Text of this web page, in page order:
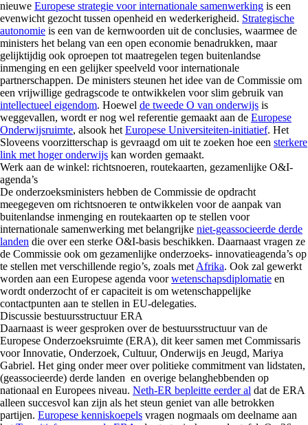
nieuwe Europese strategie voor internationale samenwerking is een
evenwicht gezocht tussen openheid en wederkerigheid. Strategische
autonomie is een van de kernwoorden uit de conclusies, waarmee de
ministers het belang van een open economie benadrukken, maar
gelijktijdig ook oproepen tot maatregelen tegen buitenlandse
inmenging en een gelijker speelveld voor internationale
partnerschappen. De ministers steunen het idee van de Commissie om
een vrijwillige gedragscode te ontwikkelen voor slim gebruik van
intellectueel eigendom. Hoewel de tweede O van onderwijs is
weggevallen, wordt er nog wel referentie gemaakt aan de Europese
Onderwijsruimte, alsook het Europese Universiteiten-initiatief. Het
Sloveens voorzitterschap is gevraagd om uit te zoeken hoe een sterkere
link met hoger onderwijs kan worden gemaakt.
Werk aan de winkel: richtsnoeren, routekaarten, gezamenlijke O&I-
agenda’s
De onderzoeksministers hebben de Commissie de opdracht
meegegeven om richtsnoeren te ontwikkelen voor de aanpak van
buitenlandse inmenging en routekaarten op te stellen voor
internationale samenwerking met belangrijke niet-geassocieerde derde
landen die over een sterke O&I-basis beschikken. Daarnaast vragen ze
de Commissie ook om gezamenlijke onderzoeks- innovatieagenda’s op
te stellen met verschillende regio’s, zoals met Afrika. Ook zal gewerkt
worden aan een Europese agenda voorwetenschapsdiplomatie en
wordt onderzocht of er capaciteit is om wetenschappelijke
contactpunten aan te stellen in EU-delegaties.
Discussie bestuursstructuur ERA
Daarnaast is weer gesproken over de bestuursstructuur van de
Europese Onderzoeksruimte (ERA), dit keer samen met Commissaris
voor Innovatie, Onderzoek, Cultuur, Onderwijs en Jeugd, Mariya
Gabriel. Het ging onder meer over politieke commitment van lidstaten,
(geassocieerde) derde landen en overige belanghebbenden op
nationaal en Europees niveau. Neth-ER bepleitte eerder al dat de ERA
alleen succesvol kan zijn als het steun geniet van alle betrokken
partijen. Europese kenniskoepels vragen nogmaals om deelname aan